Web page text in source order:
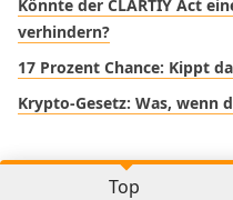
Könnte der CLARTIY Act
verhindern?
17 Prozent Chance: Kippt
Krypto-Gesetz: Was, wenn
Top